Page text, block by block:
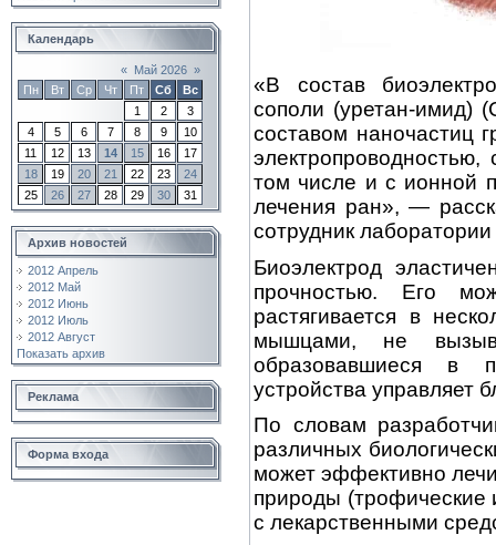
Календарь
« Май 2026 »
Пн
Вт Ср Чт Пт Сб
Вс
1
2
3
4
5 6 7 8 9
10
11
12 13 14 15 16
17
18
19 20 21 22 23
24
25
26 27 28 29 30 31
Архив новостей
2012 Апрель
2012 Май
2012 Июнь
2012 Июль
2012 Август
Показать архив
Реклама
Форма входа
«В состав
сополи (уретан-имид)
составом наночастиц
том числе и с ионной
лечения ран», —
сотрудник
Биоэлектрод
прочностью. Его
растягивается в
мышцами, не
образовавшиеся в
устройства управляет
По словам
различных
может эффективно
природы (трофические
с лекарственными